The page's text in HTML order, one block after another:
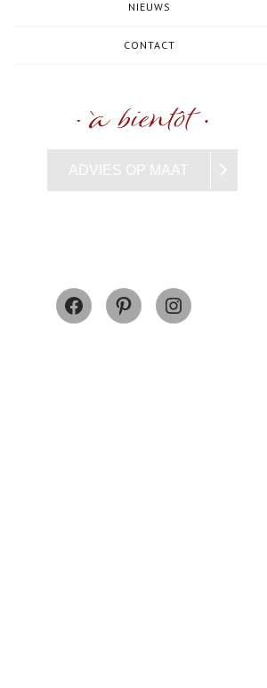
NIEUWS
CONTACT
ADVIES OP MAAT
Facebook
PinterestInstagram